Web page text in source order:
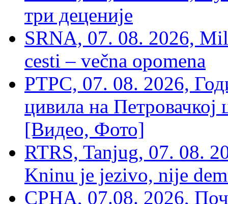
три деценије
SRNA, 07. 08. 2026,
cesti – večna opomena
РТРС, 07. 08. 2026,
цивила на Петровачкој
[Видео, Фото]
RTRS, Tanjug, 07. 08.
Kninu je jezivo, nije
СРНА, 07.08. 2026,